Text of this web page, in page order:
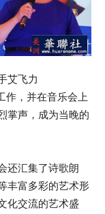
艾飞力
作，并在音乐会上
掌声，成为当晚的
还汇集了诗歌朗
丰富多彩的艺术形
化交流的艺术盛